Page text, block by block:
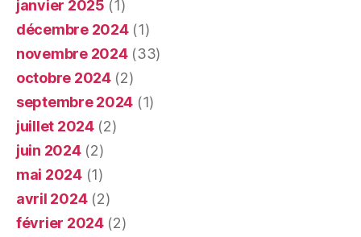
janvier 2025 (1)
décembre 2024(1)
novembre 2024(33)
octobre 2024(2)
septembre 2024 (1)
juillet 2024(2)
juin 2024(2)
mai 2024(1)
avril 2024(2)
février 2024(2)